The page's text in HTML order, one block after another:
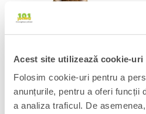
Acest site utilizează cookie-uri
Folosim cookie-uri pentru a
anunțurile, pentru a oferi funcții
a analiza traficul. De
Masters of the Universe Jucarie de
plus Teela 25 cm
Adauga in cos 90